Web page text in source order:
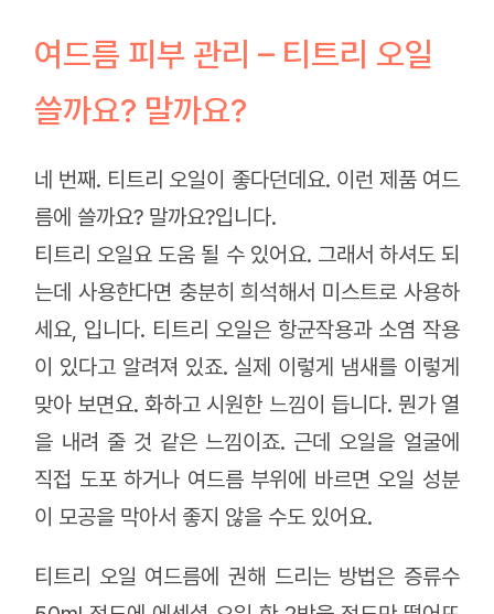
여드름 피부 관리 – 티트리 오일
쓸까요? 말까요?
네 번째. 티트리 오일이 좋다던데요. 이런 제품 여드
름에 쓸까요? 말까요?입니다.
티트리 오일요 도움 될 수 있어요. 그래서 하셔도 되
는데 사용한다면 충분히 희석해서 미스트로 사용하
세요, 입니다. 티트리 오일은 항균작용과 소염 작용
이 있다고 알려져 있죠. 실제 이렇게 냄새를 이렇게
맞아 보면요. 화하고 시원한 느낌이 듭니다. 뭔가 열
을 내려 줄 것 같은 느낌이죠. 근데 오일을 얼굴에
직접 도포 하거나 여드름 부위에 바르면 오일 성분
이 모공을 막아서 좋지 않을 수도 있어요.
티트리 오일 여드름에 권해 드리는 방법은 증류수